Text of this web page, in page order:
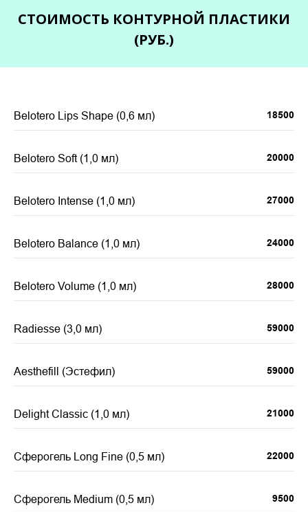
СТОИМОСТЬ КОНТУРНОЙ ПЛАСТИКИ
(РУБ.)
Belotero Lips Shape (0,6 мл) 18500
Belotero Soft (1,0 мл) 20000
Belotero Intense (1,0 мл) 27000
Belotero Balance (1,0 мл) 24000
Belotero Volume (1,0 мл) 28000
Radiesse (3,0 мл) 59000
Aesthefill (Эстефил) 59000
Delight Classic (1,0 мл) 21000
Сферогель Long Fine (0,5 мл) 22000
Сферогель Medium (0,5 мл) 9500